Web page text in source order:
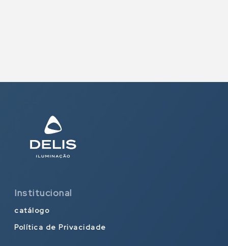
Institucional
catálogo
Política de Privacidade